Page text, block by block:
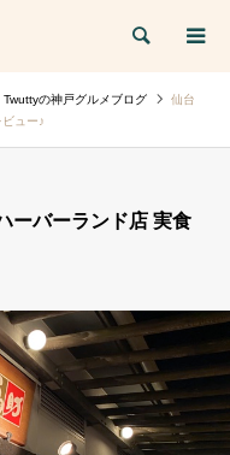
検索
Twuttyの神戸グルメブログ
仙台
ュー♪
ーバーランド店 実食